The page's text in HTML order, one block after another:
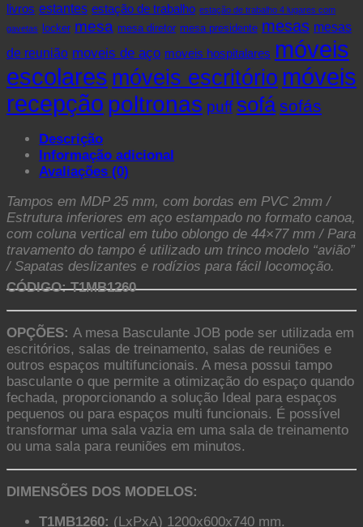
livros estantes estação de trabalho estação de trabalho 4 lugares com
gavetas
locker mesa mesa diretor mesa presidente mesas mesas
de reunião moveis de aço moveis hospitalares móveis
escolares móveis escritório móveis
recepção poltronas puff sofá sofás
Descrição
Informação adicional
Avaliações (0)
Tampos em MDP 25 mm, com bordas em PVC 2mm /
Estrutura inferiores em aço estampado no formato canoa,
com coluna vertical em tubo oblongo de 44×77 mm / Para
travamento do tampo é utilizado um trinco modelo “avião”
/ Sapatas deslizantes e rodízios para fácil locomoção.
CÓDIGO: T1MB1260
OPÇÕES: A mesa Basculante JOB pode ser utilizada em
escritórios, salas de treinamento, salas de reuniões e
outros espaços multifuncionais. A mesa possui tampo
basculante o que permite a otimização do espaço quando
fechada, proporcionando a solução Ideal para espaços
pequenos ou para espaços multi funcionais. É possível
transformar uma sala vazia em uma sala de treinamento
ou uma sala para reuniões em minutos.
DIMENSÕES DOS MODELOS:
T1MB1260: (LxPxA) 1200x600x740 mm.